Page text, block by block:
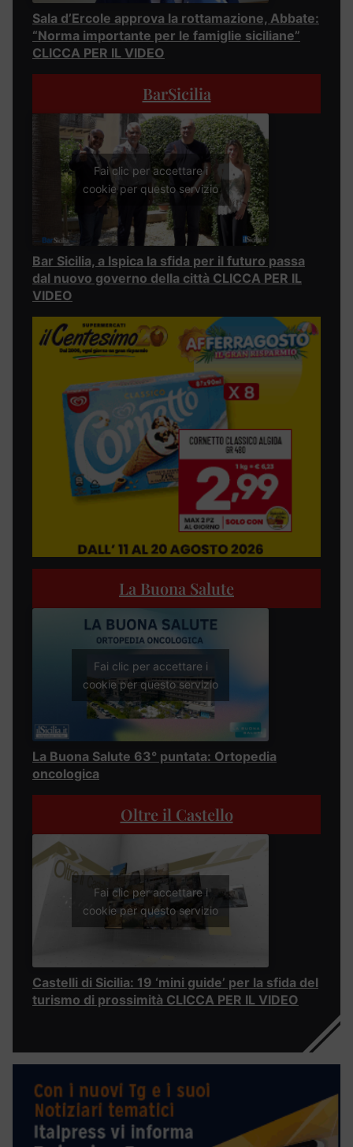
Sala d’Ercole approva la rottamazione, Abbate:
“Norma importante per le famiglie siciliane”
CLICCA PER IL VIDEO
BarSicilia
Fai clic per accettare i
cookie per questo servizio
Bar Sicilia, a Ispica la sfida per il futuro passa
dal nuovo governo della città CLICCA PER IL
VIDEO
La Buona Salute
Fai clic per accettare i
cookie per questo servizio
La Buona Salute 63° puntata: Ortopedia
oncologica
Oltre il Castello
Fai clic per accettare i
cookie per questo servizio
Castelli di Sicilia: 19 ‘mini guide’ per la sfida del
turismo di prossimità CLICCA PER IL VIDEO